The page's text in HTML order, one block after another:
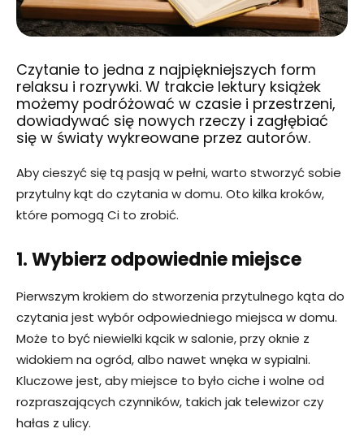
Czytanie to jedna z najpiękniejszych form
relaksu i rozrywki. W trakcie lektury książek
możemy podróżować w czasie i przestrzeni,
dowiadywać się nowych rzeczy i zagłębiać
się w światy wykreowane przez autorów.
Aby cieszyć się tą pasją w pełni, warto stworzyć sobie
przytulny kąt do czytania w domu. Oto kilka kroków,
które pomogą Ci to zrobić.
1. Wybierz odpowiednie miejsce
Pierwszym krokiem do stworzenia przytulnego kąta do
czytania jest wybór odpowiedniego miejsca w domu.
Może to być niewielki kącik w salonie, przy oknie z
widokiem na ogród, albo nawet wnęka w sypialni.
Kluczowe jest, aby miejsce to było ciche i wolne od
rozpraszających czynników, takich jak telewizor czy
hałas z ulicy.